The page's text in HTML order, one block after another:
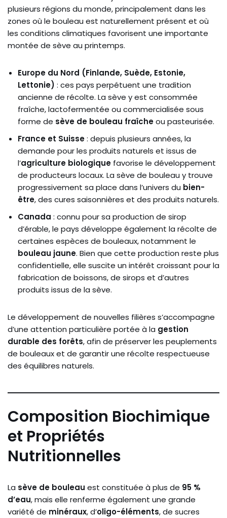
plusieurs régions du monde, principalement dans les
zones où le bouleau est naturellement présent et où
les conditions climatiques favorisent une importante
montée de sève au printemps.
Europe du Nord (Finlande, Suède, Estonie,
Lettonie) : ces pays perpétuent une tradition
ancienne de récolte. La sève y est consommée
fraîche, lactofermentée ou commercialisée sous
forme de sève de bouleau fraîcheou pasteurisée.
France et Suisse: depuis plusieurs années, la
demande pour les produits naturels et issus de
l’agriculture biologique favorise le développement
de producteurs locaux. La sève de bouleau y trouve
progressivement sa place dans l’univers du bien-
être, des cures saisonnières et des produits naturels.
Canada : connu pour sa production de sirop
d’érable, le pays développe également la récolte de
certaines espèces de bouleaux, notamment le
bouleau jaune. Bien que cette production reste plus
confidentielle, elle suscite un intérêt croissant pour la
fabrication de boissons, de sirops et d’autres
produits issus de la sève.
Le développement de nouvelles filières s’accompagne
d’une attention particulière portée à la gestion
durable des forêts, afin de préserver les peuplements
de bouleaux et de garantir une récolte respectueuse
des équilibres naturels.
Composition Biochimique
et Propriétés
Nutritionnelles
La sève de bouleau est constituée à plus de 95 %
d’eau, mais elle renferme également une grande
variété de minéraux, d’oligo-éléments, de sucres